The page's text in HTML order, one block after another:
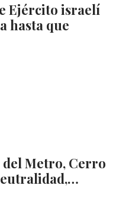
Ejército israelí
hasta que
del Metro, Cerro